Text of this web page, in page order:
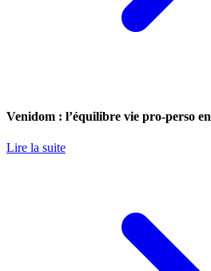
Venidom : l’équilibre vie pro-perso
Lire la suite